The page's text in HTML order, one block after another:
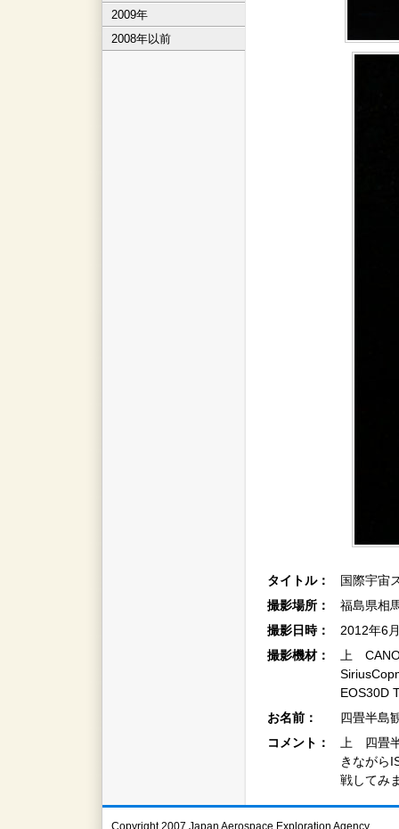
2009年
2008年以前
タイトル：
国際宇宙
撮影場所：
福島県相
撮影日時：
2012年6
撮影機材：
上
EOS30D
お名前：
四畳半島
コメント：
上 四畳
きながら
戦してみ
Copyright 2007 Japan Aerospace Exploration Agency